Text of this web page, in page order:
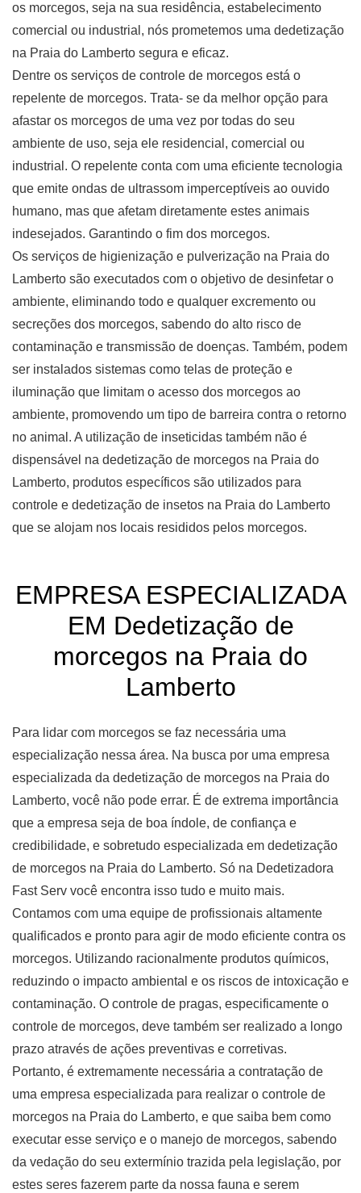
os morcegos, seja na sua residência, estabelecimento
comercial ou industrial, nós prometemos uma dedetização
na Praia do Lamberto segura e eficaz.
Dentre os serviços de controle de morcegos está o
repelente de morcegos. Trata- se da melhor opção para
afastar os morcegos de uma vez por todas do seu
ambiente de uso, seja ele residencial, comercial ou
industrial. O repelente conta com uma eficiente tecnologia
que emite ondas de ultrassom imperceptíveis ao ouvido
humano, mas que afetam diretamente estes animais
indesejados. Garantindo o fim dos morcegos.
Os serviços de higienização e pulverização na Praia do
Lamberto são executados com o objetivo de desinfetar o
ambiente, eliminando todo e qualquer excremento ou
secreções dos morcegos, sabendo do alto risco de
contaminação e transmissão de doenças. Também, podem
ser instalados sistemas como telas de proteção e
iluminação que limitam o acesso dos morcegos ao
ambiente, promovendo um tipo de barreira contra o retorno
no animal. A utilização de inseticidas também não é
dispensável na dedetização de morcegos na Praia do
Lamberto, produtos específicos são utilizados para
controle e dedetização de insetos na Praia do Lamberto
que se alojam nos locais resididos pelos morcegos.
EMPRESA ESPECIALIZADA
EM Dedetização de
morcegos na Praia do
Lamberto
Para lidar com morcegos se faz necessária uma
especialização nessa área. Na busca por uma empresa
especializada da dedetização de morcegos na Praia do
Lamberto, você não pode errar. É de extrema importância
que a empresa seja de boa índole, de confiança e
credibilidade, e sobretudo especializada em dedetização
de morcegos na Praia do Lamberto. Só na Dedetizadora
Fast Serv você encontra isso tudo e muito mais.
Contamos com uma equipe de profissionais altamente
qualificados e pronto para agir de modo eficiente contra os
morcegos. Utilizando racionalmente produtos químicos,
reduzindo o impacto ambiental e os riscos de intoxicação e
contaminação. O controle de pragas, especificamente o
controle de morcegos, deve também ser realizado a longo
prazo através de ações preventivas e corretivas.
Portanto, é extremamente necessária a contratação de
uma empresa especializada para realizar o controle de
morcegos na Praia do Lamberto, e que saiba bem como
executar esse serviço e o manejo de morcegos, sabendo
da vedação do seu extermínio trazida pela legislação, por
estes seres fazerem parte da nossa fauna e serem